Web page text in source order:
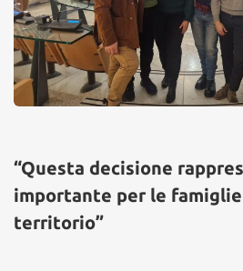
“Questa decisione
importante per le
territorio”